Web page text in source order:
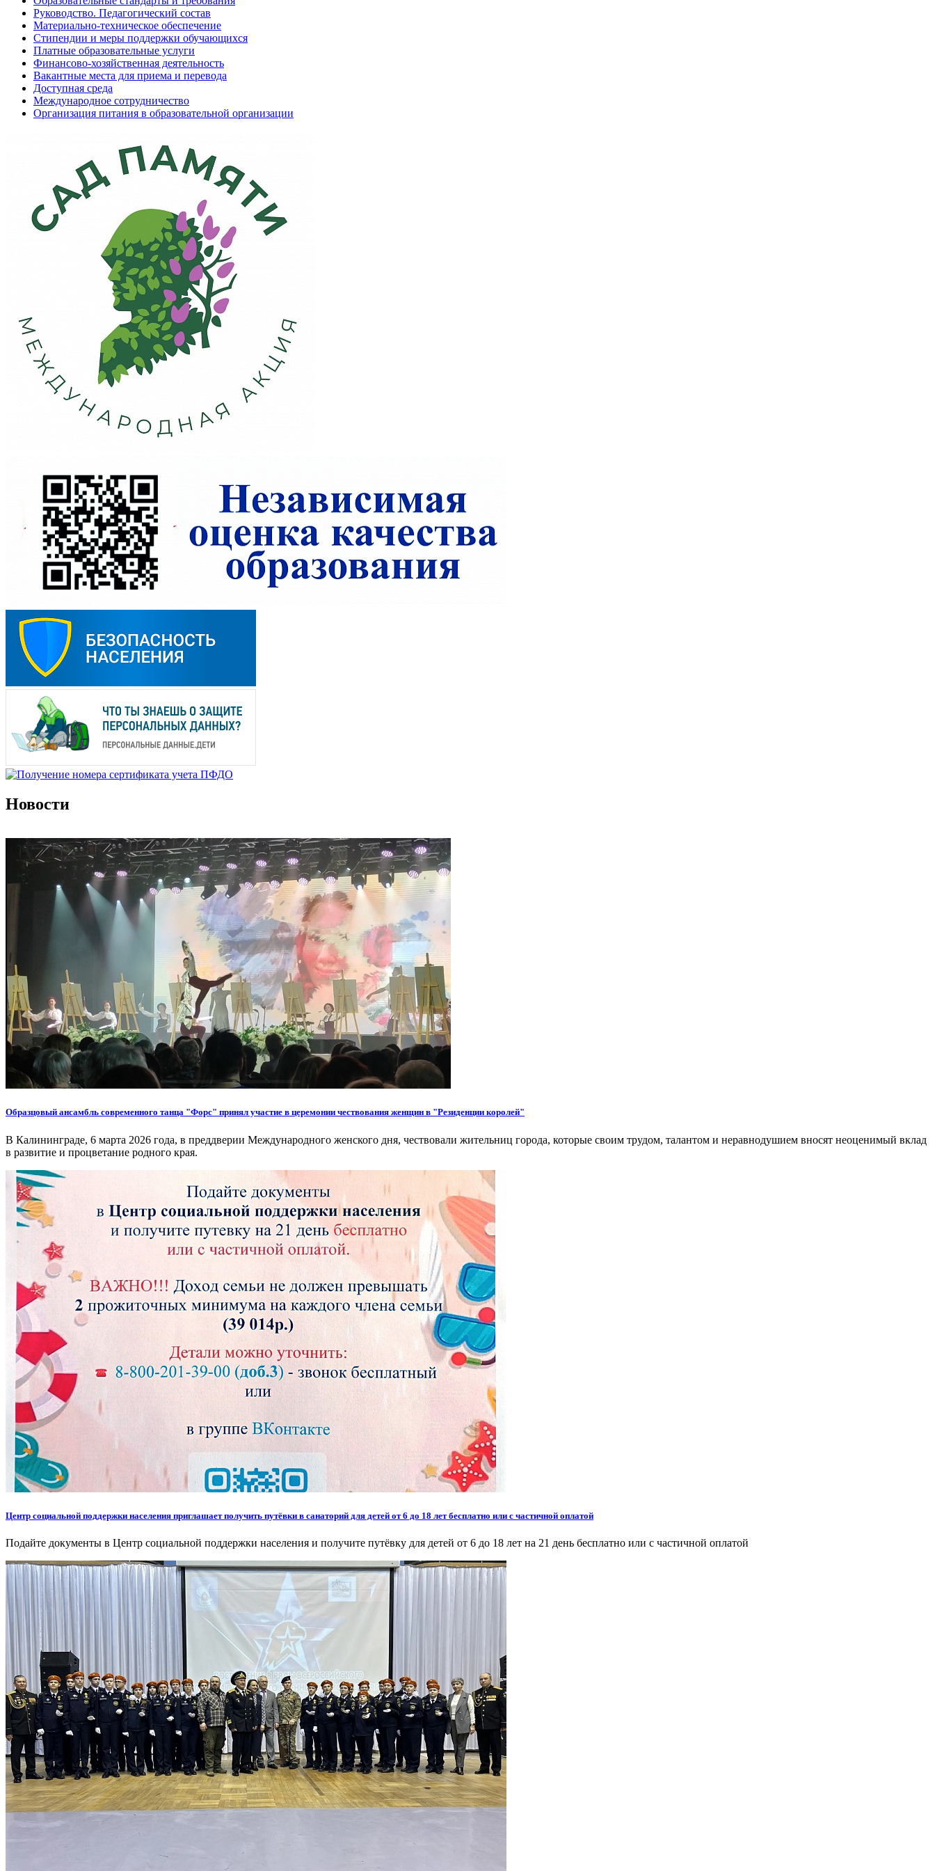
Руководство. Педагогический состав
Материально-техническое обеспечение
Стипендии и меры поддержки обучающихся
Платные образовательные услуги
Финансово-хозяйственная деятельность
Вакантные места для приема и перевода
Доступная среда
Международное сотрудничество
Организация питания в образовательной организации
Новости
Образцовый ансамбль современного танца "Форс" принял участие в церемонии чествования женщин в "Резиденции королей"
В Калининграде, 6 марта 2026 года, в преддверии Международного женского дня, чествовали жительниц города, которые своим трудом, талантом и неравнодушием вносят неоценимый вклад
в развитие и процветание родного края.
Центр социальной поддержки населения приглашает получить путёвки в санаторий для детей от 6 до 18 лет бесплатно или с частичной оплатой
Подайте документы в Центр социальной поддержки населения и получите путёвку для детей от 6 до 18 лет на 21 день бесплатно или с частичной оплатой